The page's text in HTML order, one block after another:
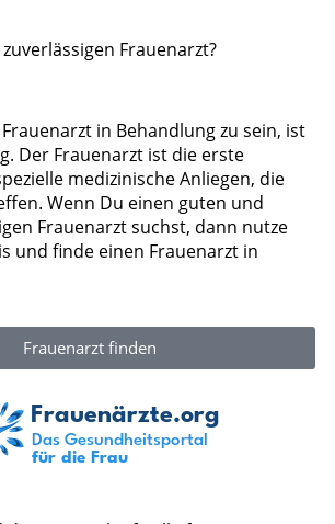
Frauenarzt?
in Behandlung zu sein, ist
Der Frauenarzt ist die erste
medizinische Anliegen, die
Wenn Du einen guten und
Frauenarzt suchst, dann nutze
und finde einen Frauenarzt in
Frauenarzt finden